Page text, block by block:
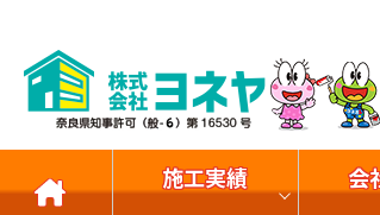
施工実績 会